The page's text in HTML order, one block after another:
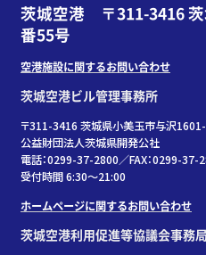
茨城空港 〒311-3416 茨
番55号
空港施設に関するお問い合わせ
茨城空港ビル管理事務所
〒311-3416 茨城県小美玉市与沢
公益財団法人茨城県開発公社
電話：0299-37-2800／FAX：0299-37-
受付時間 6:30〜21:00
ホームページに関するお問い合わせ
茨城空港利用促進等協議会事務局